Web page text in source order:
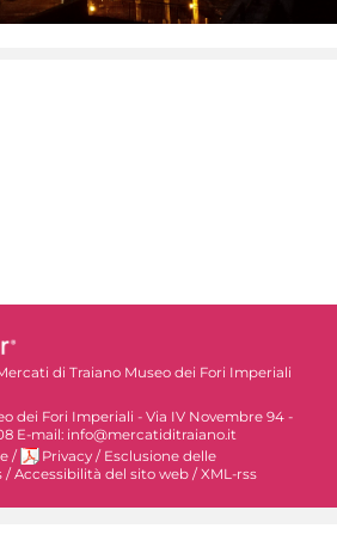
di Traiano Museo dei Fori Imperiali
dei Fori Imperiali - Via IV Novembre 94 -
E-mail: info@mercatiditraiano.it
/ Privacy / Esclusione delle
/Accessibilità del sito web /XML-rss